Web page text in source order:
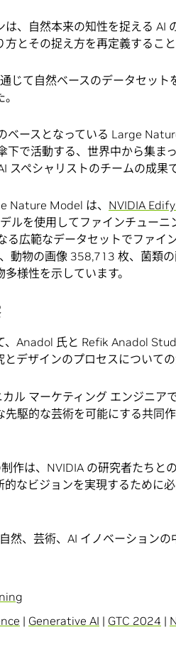
、自然本来の知性を捉える AI
とその捉え方を再定義すること
じて自然ベースのデータセット
ベースとなっている Large
下で活動する、世界中から集ま
スペシャリストのチームの成果で
Nature Model は、 NVIDIA
ルを使用してファインチューニ
広範なデータセットでファイ
動物の画像 358,713 枚、菌類
様性を示しています。
、Anadol 氏と Refik Anadol
デザインのプロセスについての
ル マーケティング エンジニ
先駆的な芸術を可能にする共同
作は、NVIDIA の研究者たちと
的なビジョンを実現するために
然、芸術、AI イノベーションの
| Generative AI | GTC 2024 |